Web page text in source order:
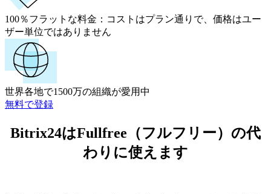
100％フラットな料金： コストはプラン通りで、価格はユー
ザー単位ではありません
世界各地で1500万の組織が愛用中
無料で登録
Bitrix24はFullfree（フルフリー）の代
わりに使えます